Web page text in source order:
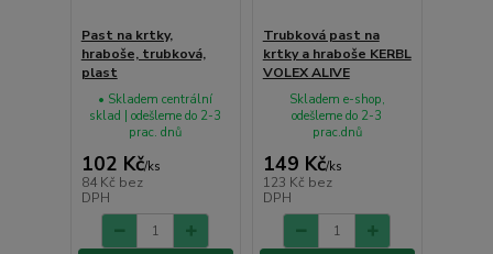
Past na krtky,
hraboše, trubková,
plast
102 Kč/ks
84 Kč bez
DPH
• Skladem centrální
sklad | odešleme do 2-3
prac. dnů
Trubková past na
krtky a hraboše KERBL
VOLEX ALIVE
149 Kč/ks
123 Kč bez
DPH
Skladem e-shop,
odešleme do 2-3
prac.dnů